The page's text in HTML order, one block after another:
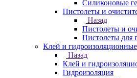
Силиконовые
Пистолеты и
Назад
Пистолеты и
Пистолеты для
Клей и
Назад
Клей и
Гидроизоляция